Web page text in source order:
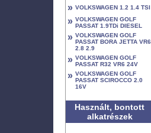
» VOLKSWAGEN 1.2 1.4 TSI
» VOLKSWAGEN GOLF
PASSAT 1.9TDi DIESEL
» VOLKSWAGEN GOLF
PASSAT BORA JETTA VR6
2.8 2.9
» VOLKSWAGEN GOLF
PASSAT R32 VR6 24V
» VOLKSWAGEN GOLF
PASSAT SCIROCCO 2.0
16V
Használt, bontott
alkatrészek